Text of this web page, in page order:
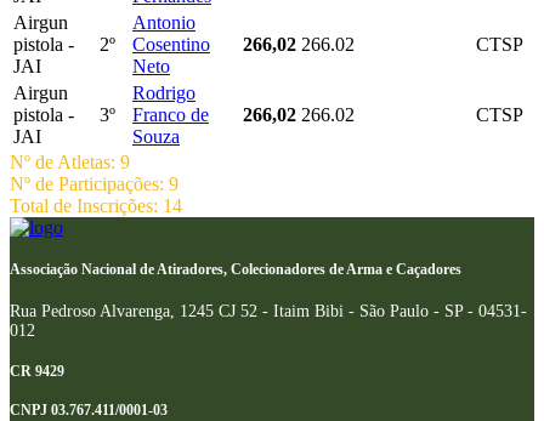
Airgun
pistola -
JAI
2º
Antonio
Cosentino
Neto
266,02 266.02 CTSP
Airgun
pistola -
JAI
3º
Rodrigo
Franco de
Souza
266,02 266.02 CTSP
Nº de Atletas: 9
Nº de Participações: 9
Total de Inscrições: 14
Associação Nacional de Atiradores, Colecionadores de Arma e Caçadores
Rua Pedroso Alvarenga, 1245 CJ 52 - Itaim Bibi - São Paulo - SP - 04531-
012
CR 9429
CNPJ 03.767.411/0001-03